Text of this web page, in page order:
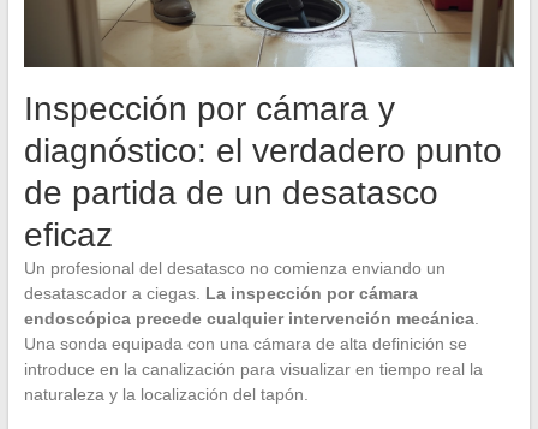
Inspección por cámara y
diagnóstico: el verdadero punto
de partida de un desatasco
eficaz
Un profesional del desatasco no comienza enviando un
desatascador a ciegas. La inspección por cámara
endoscópica precede cualquier intervención mecánica.
Una sonda equipada con una cámara de alta definición se
introduce en la canalización para visualizar en tiempo real la
naturaleza y la localización del tapón.